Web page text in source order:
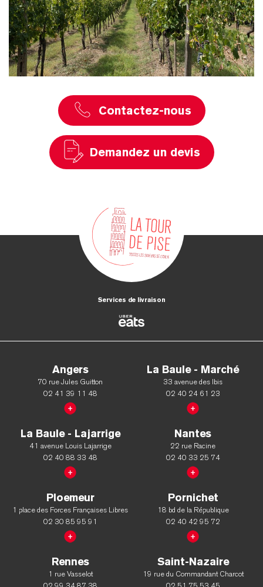
Contactez-nous
Demandez un devis
Services de livraison
Angers
70 rue Jules Guitton
02 41 39 11 48
La Baule - Marché
33 avenue des Ibis
02 40 24 61 23
La Baule - Lajarrige
41 avenue Louis Lajarrige
02 40 88 33 48
Nantes
22 rue Racine
02 40 33 25 74
Ploemeur
1 place des Forces Françaises Libres
02 30 85 95 91
Pornichet
18 bd de la République
02 40 42 95 72
Rennes
1 rue Vasselot
Saint-Nazaire
19 rue du Commandant Charcot